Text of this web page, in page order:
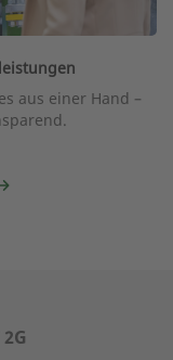
aus einer Hand –